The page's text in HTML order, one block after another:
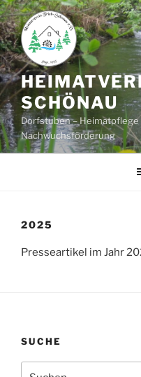
Zum
Inhalt
springen
SCHÖNAU
Dorfstuben –
Nachwuchsförderung
2025
Presseartikel im Jahr
SUCHE